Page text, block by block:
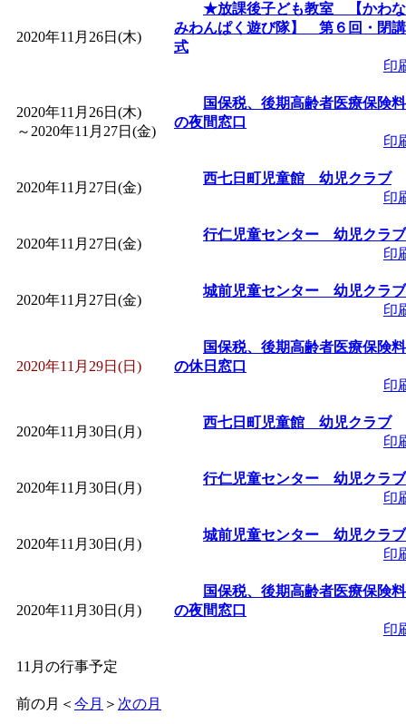
2020年11月26日(木)
★放課後子ども教室 【かわな
みわんぱく遊び隊】 第６回・閉講
式
印
2020年11月26日(木)
～ 2020年11月27日(金)
国保税、後期高齢者医療保険料
の夜間窓口
印
2020年11月27日(金)
西七日町児童館 幼児クラブ
印
2020年11月27日(金)
行仁児童センター 幼児クラブ
印
2020年11月27日(金)
城前児童センター 幼児クラブ
印
2020年11月29日(日)
国保税、後期高齢者医療保険料
の休日窓口
印
2020年11月30日(月)
西七日町児童館 幼児クラブ
印
2020年11月30日(月)
行仁児童センター 幼児クラブ
印
2020年11月30日(月)
城前児童センター 幼児クラブ
印
2020年11月30日(月)
国保税、後期高齢者医療保険料
の夜間窓口
印
11月の行事予定
前の月 ＜ 今月 ＞ 次の月